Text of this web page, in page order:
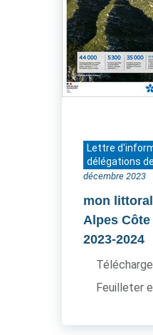
Lettre
délégations
décembre 2023
mon
Alpes
2023-2024
Feuilleter